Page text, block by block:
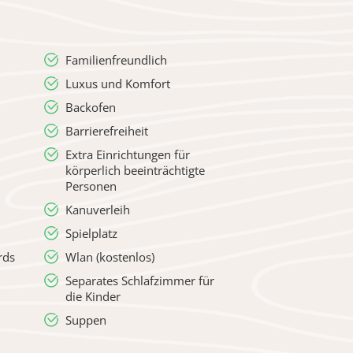
Familienfreundlich
Luxus und Komfort
Backofen
Barrierefreiheit
Extra Einrichtungen für
körperlich beeinträchtigte
Personen
Kanuverleih
Spielplatz
Wlan (kostenlos)
Separates Schlafzimmer für
die Kinder
Suppen